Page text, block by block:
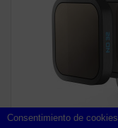
Consentimiento de cookies